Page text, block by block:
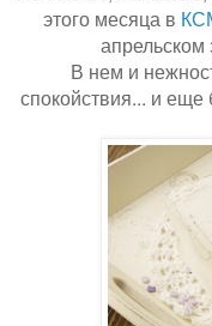
этого месяца в
апрельском
В нем и
спокойствия... и